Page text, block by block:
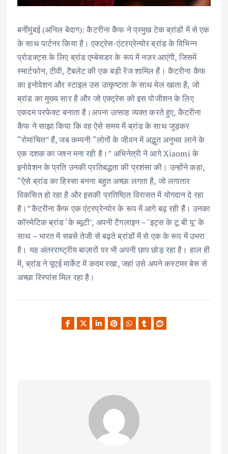
बनींमुंबई (अनिल बेदाग): कैटरीना कैफ ने प्रमुख टेक ब्रांडों में से एक
के साथ पार्टनर किया है। एक्ट्रेस-एंटरप्रेन्योर ब्रांड के विभिन्न
प्रोडक्ट्स के लिए ब्रांड एम्बेसडर के रूप में नज़र आएंगी, जिसमें
स्मार्टफोन, टीवी, टैबलेट की एक बड़ी रेंज शामिल हैं। कैटरीना कैफ
का इनोवेशन और स्टाइल उस उत्कृष्टता के साथ मेल खाता है, जो
ब्रांड का मुख्य सार है और जो एक्ट्रेस को इस पोजीशन के लिए
एकदम परफेक्ट बनाता है।अपना उत्साह व्यक्त करते हुए, कैटरीना
कैफ ने साझा किया कि वह ऐसे समय में ब्रांड के साथ जुड़कर
“रोमांचित” हैं, जब कम्पनी “लोगों के जीवन में अद्भुत अनुभव लाने के
एक दशक का जश्न मना रही है।” अभिनेत्री ने आगे Xiaomi के
इनोवेशन के प्रति उनकी प्रतिबद्धता की प्रशंसा की। उन्होंने कहा,
“ऐसे ब्रांड का हिस्सा बनना बहुत अच्छा लगता है, जो लगातार
विकसित हो रहा है और इसकी प्रतिष्ठित विरासत में योगदान दे रहा
है।”कैटरीना कैफ एक एंटरप्रेन्योर के रूप में आगे बढ़ रही हैं। उनका
कॉस्मेटिक ब्रांड ‘के ब्यूटी’, अपनी टैगलाइन – ‘इट्स के टू बी यू’ के
साथ – भारत में सबसे तेजी से बढ़ते ब्रांडों में से एक के रूप में उभरा
है। यह अंतरराष्ट्रीय बाज़ारों पर भी अपनी छाप छोड़ रहा है। हाल ही
में, ब्रांड ने यूएई मार्केट में कदम रखा, जहां उसे अपने कस्टमर बेस से
अच्छा रिस्पांस मिल रहा है।